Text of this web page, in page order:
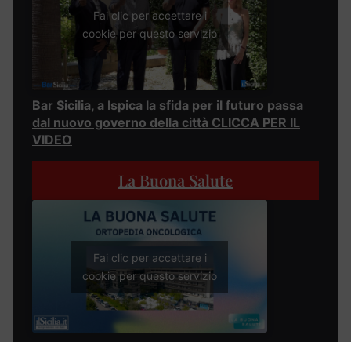
Fai clic per accettare i
cookie per questo servizio
Bar Sicilia, a Ispica la sfida per il futuro passa
dal nuovo governo della città CLICCA PER IL
VIDEO
La Buona Salute
Fai clic per accettare i
cookie per questo servizio